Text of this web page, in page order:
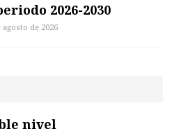
2026-2030
de 2026
nivel